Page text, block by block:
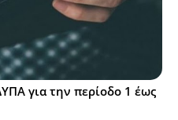
για την περίοδο 1 έως